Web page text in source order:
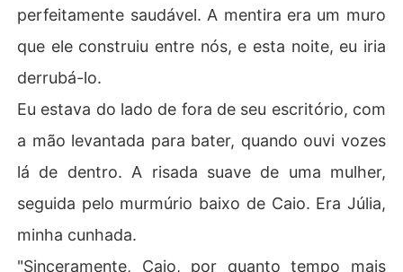
perfeitamente saudável. A mentira era um muro
que ele construiu entre nós, e esta noite, eu iria
derrubá-lo.
Eu estava do lado de fora de seu escritório, com
a mão levantada para bater, quando ouvi vozes
lá de dentro. A risada suave de uma mulher,
seguida pelo murmúrio baixo de Caio. Era Júlia,
minha cunhada.
"Sinceramente, Caio, por quanto tempo mais